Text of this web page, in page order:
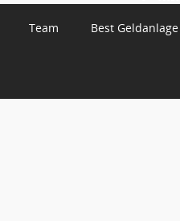
Team Best Geldanlage